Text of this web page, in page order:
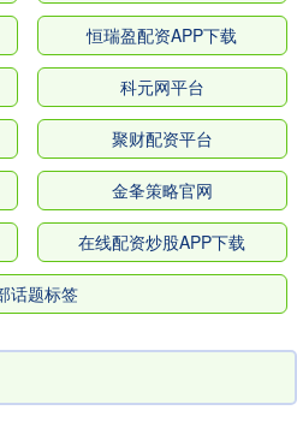
恒瑞盈配资APP下载
科元网平台
聚财配资平台
金夆策略官网
在线配资炒股APP下载
话题标签